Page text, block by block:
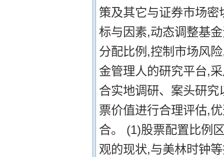
策及其它与证券市场
标与因素,动态调整基
分配比例,控制市场风
金管理人的研究平台,
合实地调研、案头研
票价值进行合理评估,
合。 (1)股票配置比例
观的现状,与美林时钟